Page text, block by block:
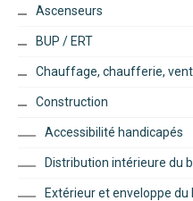
Ascenseurs
BUP / ERT
Chauffage, chaufferie,
Construction
Accessibilité handicapés
Distribution intérieure du
Extérieur et enveloppe